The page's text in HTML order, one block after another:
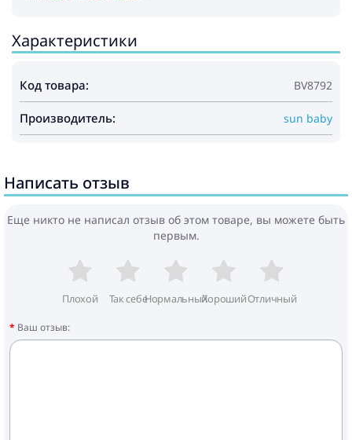
Характеристики
Код товара: BV8792
Производитель: sun baby
Написать отзыв
Еще никто не написал отзыв об этом товаре, вы можете быть
первым.
Плохой Так себеНормальныйХорошийОтличный
Ваш отзыв: